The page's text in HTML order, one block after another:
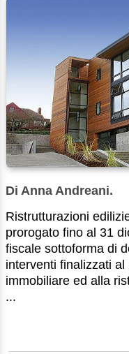
Di Anna Andreani.
Ristrutturazioni
prorogato fino al 31
fiscale sottoforma di
interventi finalizzati
immobiliare ed alla
...